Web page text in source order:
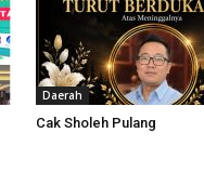
Daerah
Cak Sholeh Pulang